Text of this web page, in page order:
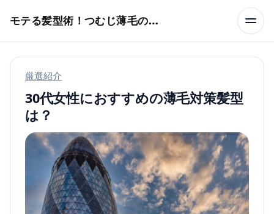
モテる髪型術！つむじ薄毛の隠し方
厳選紹介
30代女性におすすめの薄毛対策髪型
は？